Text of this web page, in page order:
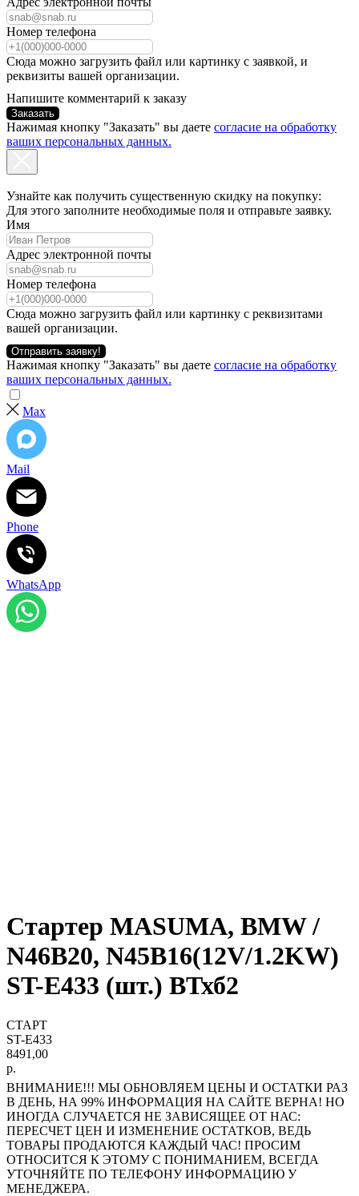
Номер телефона
Сюда можно загрузить файл или картинку с заявкой, и
реквизиты вашей организации.
Напишите комментарий к заказу
Заказать
Нажимая кнопку "Заказать" вы даете согласие на обработку
ваших персональных данных.
Узнайте как получить существенную скидку на покупку:
Для этого заполните необходимые поля и отправьте заявку.
Имя
Адрес электронной почты
Номер телефона
Сюда можно загрузить файл или картинку с реквизитами
вашей организации.
Отправить заявку!
Нажимая кнопку "Заказать" вы даете согласие на обработку
ваших персональных данных.
Max
Mail
Phone
WhatsApp
Стартер MASUMA, BMW /
N46B20, N45B16(12V/1.2KW)
ST-E433 (шт.) ВТхб2
СТАРТ
ST-E433
8491,00
р.
ВНИМАНИЕ!!! МЫ ОБНОВЛЯЕМ ЦЕНЫ И ОСТАТКИ РАЗ
В ДЕНЬ, НА 99% ИНФОРМАЦИЯ НА САЙТЕ ВЕРНА! НО
ИНОГДА СЛУЧАЕТСЯ НЕ ЗАВИСЯЩЕЕ ОТ НАС:
ПЕРЕСЧЕТ ЦЕН И ИЗМЕНЕНИЕ ОСТАТКОВ, ВЕДЬ
ТОВАРЫ ПРОДАЮТСЯ КАЖДЫЙ ЧАС! ПРОСИМ
ОТНОСИТСЯ К ЭТОМУ С ПОНИМАНИЕМ, ВСЕГДА
УТОЧНЯЙТЕ ПО ТЕЛЕФОНУ ИНФОРМАЦИЮ У
МЕНЕДЖЕРА.